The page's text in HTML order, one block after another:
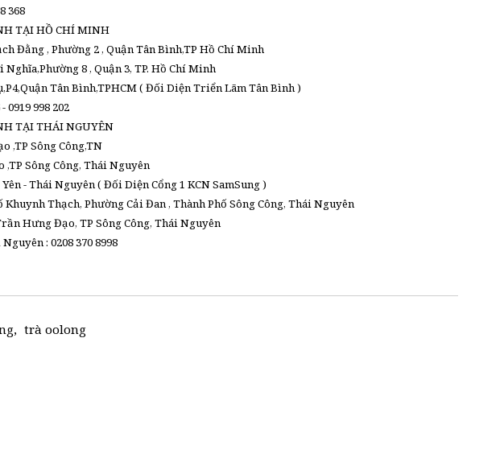
368
TẠI HỒ CHÍ MINH
Đằng , Phường 2 , Quận Tân Bình,TP Hồ Chí Minh
Nghĩa,Phường 8 , Quận 3, TP. Hồ Chí Minh
Tân Bình,TPHCM ( Đối Diện Triển Lãm Tân Bình )
998 202
TẠI THÁI NGUYÊN
,TP Sông Công,TN
Sông Công, Thái Nguyên
- Thái Nguyên ( Đối Diện Cổng 1 KCN SamSung )
Khuynh Thạch, Phường Cải Đan , Thành Phố Sông Công, Thái Nguyên
Hưng Đạo, TP Sông Công, Thái Nguyên
: 0208 370 8998
, trà oolong